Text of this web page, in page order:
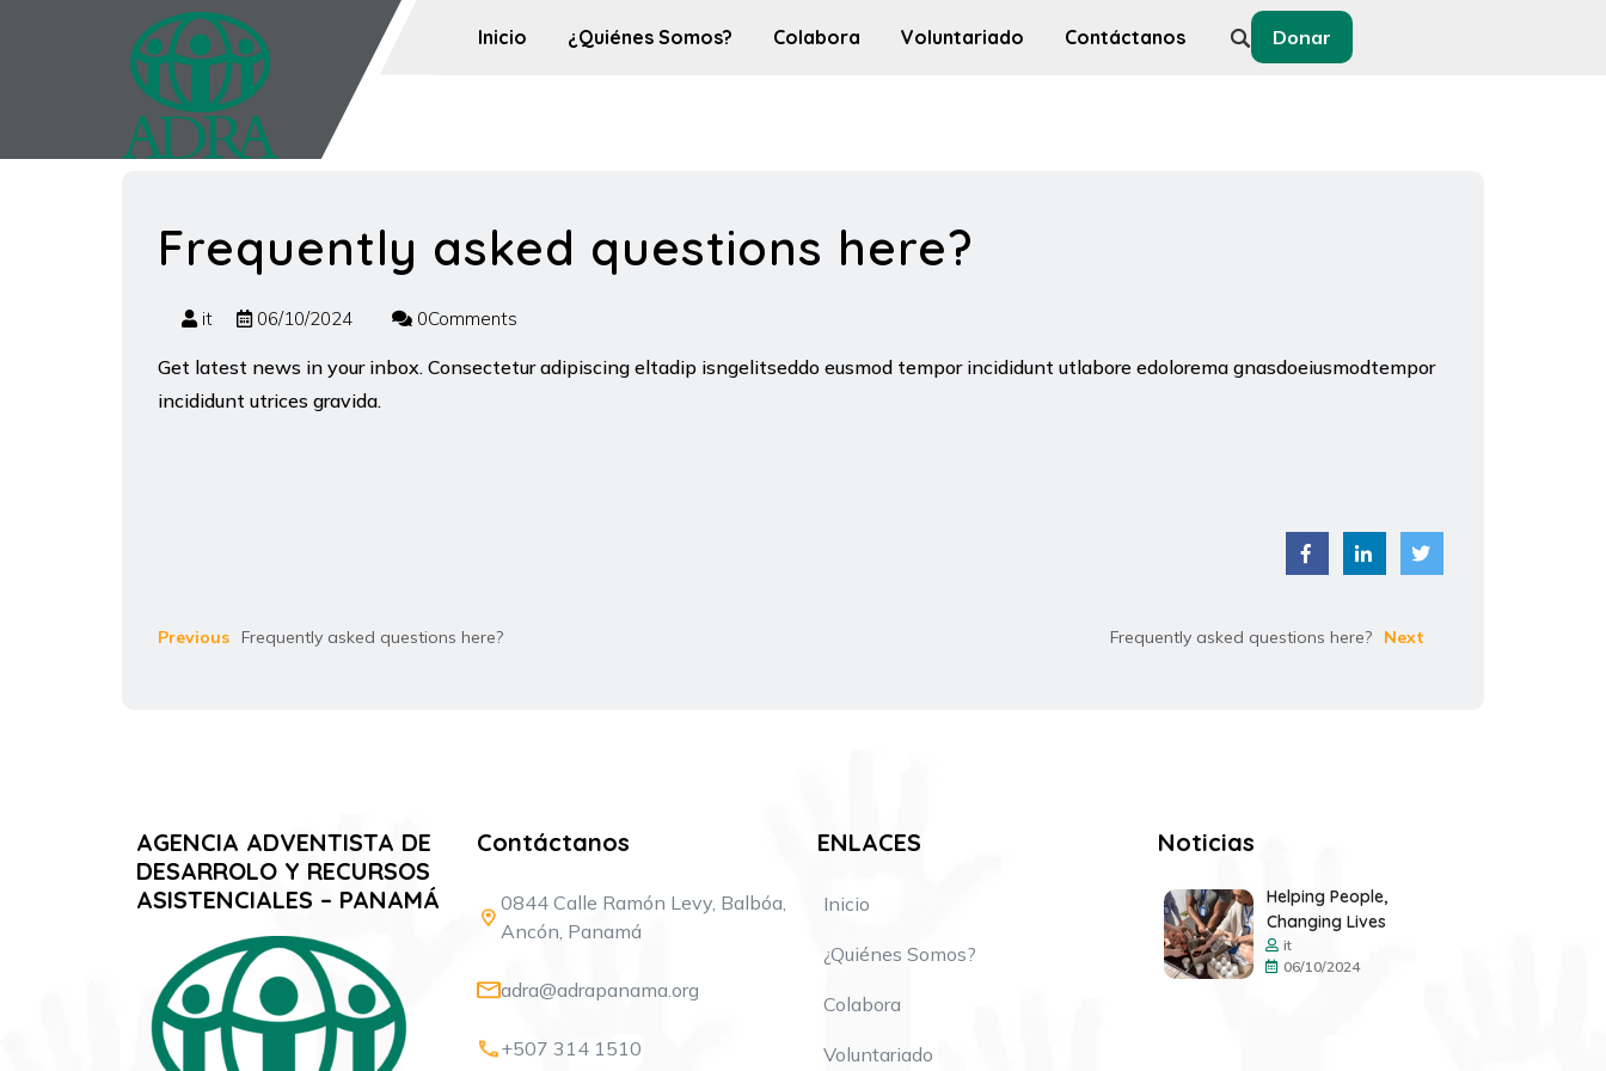
Inicio ¿Quiénes Somos? Colabora Voluntariado Contáctanos Donar
Frequently asked questions here?
it 06/10/2024 0Comments
Get latest news in your inbox. Consectetur adipiscing eltadip isngelitseddo eusmod tempor incididunt utlabore edolorema gnasdoeiusmodtempor
incididunt utrices gravida.
Previous Frequently asked questions here? Next
Frequently asked questions here?
AGENCIA ADVENTISTA DE
DESARROLO Y RECURSOS
ASISTENCIALES – PANAMÁ
Contáctanos
0844 Calle Ramón Levy, Balbóa,
Ancón, Panamá
adra@adrapanama.org
+507 314 1510
ENLACES
Inicio
¿Quiénes Somos?
Colabora
Voluntariado
Noticias
Helping People,
Changing Lives
it
06/10/2024